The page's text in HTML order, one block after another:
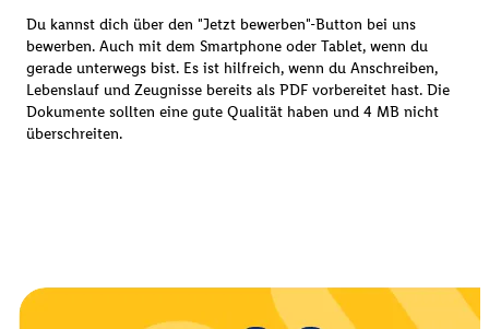
Du kannst dich über den "Jetzt bewerben"-Button bei uns
bewerben. Auch mit dem Smartphone oder Tablet, wenn du
gerade unterwegs bist. Es ist hilfreich, wenn du Anschreiben,
Lebenslauf und Zeugnisse bereits als PDF vorbereitet hast. Die
Dokumente sollten eine gute Qualität haben und 4 MB nicht
überschreiten.